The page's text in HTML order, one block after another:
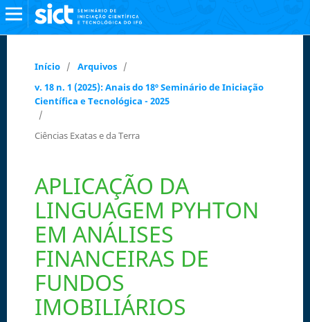
Início / Arquivos /
v. 18 n. 1 (2025): Anais do 18º Seminário de Iniciação
Científica e Tecnológica - 2025
/
Ciências Exatas e da Terra
APLICAÇÃO DA
LINGUAGEM PYHTON
EM ANÁLISES
FINANCEIRAS DE
FUNDOS
IMOBILIÁRIOS